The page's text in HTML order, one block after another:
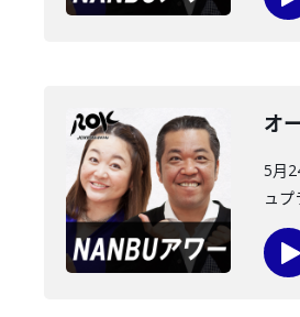
オ
5月
ュ